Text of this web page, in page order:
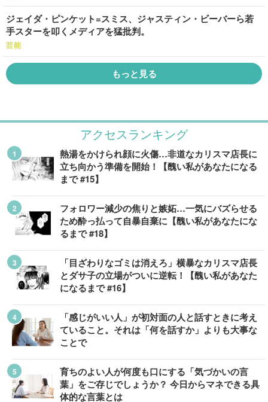
ジェイダ・ピンケット=スミス、ジャスティン・ビーバーら若
手スターを叩くメディアを猛批判。
芸能
もっと見る
アクセスランキング
熱湯をかけられ顔に火傷…非道なカリスマ店長に
立ち向かう準備を開始！【醜い私があなたになる
まで #15】
フォロワー減少の焦りと嫉妬…一気にバズらせる
ため酔っ払って自暴自棄に【醜い私があなたにな
るまで #18】
「目ざわりなゴミは消えろ」横暴なカリスマ店長
とダサ子の立場がついに逆転！【醜い私があなた
になるまで #16】
「感じがいい人」が初対面の人と話すときに考え
ていること。それは「何を話すか」よりも大事な
ことで
育ちのよい人が何度も口にする「気づかいの言
葉」をご存じでしょうか？ 今日からマネできる具
体的な言葉とは